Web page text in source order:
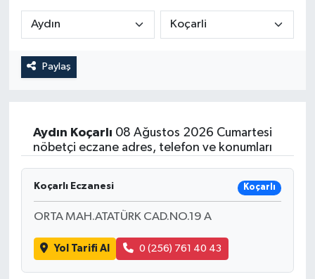
Paylaş
Aydın Koçarlı 08 Ağustos 2026 Cumartesi
nöbetçi eczane adres, telefon ve konumları
Koçarlı Eczanesi Koçarlı
ORTA MAH.ATATÜRK CAD.NO.19 A
Yol Tarifi Al 0 (256) 761 40 43
Ekonomi
Kültür
Spor
Turizm
Süper Lig Puan Durumu ve Fikstür
Tüm Manşetler
Haber Arşivi